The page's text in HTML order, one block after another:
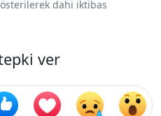
dahi iktibas
ver